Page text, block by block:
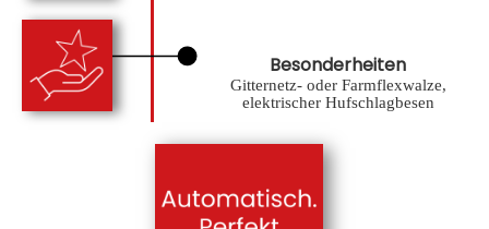
Besonderheiten
Gitternetz- oder Farmflexwalze,
elektrischer Hufschlagbesen